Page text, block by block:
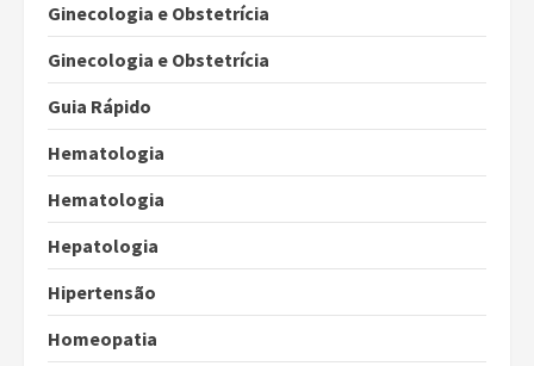
Ginecologia e Obstetrícia
Ginecologia e Obstetrícia
Guia Rápido
Hematologia
Hematologia
Hepatologia
Hipertensão
Homeopatia